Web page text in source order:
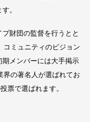
。
財団の監督を行うとと
コミュニティのビジョン
メンバーには大手掲示
の著名人が選ばれてお
票で選ばれます。